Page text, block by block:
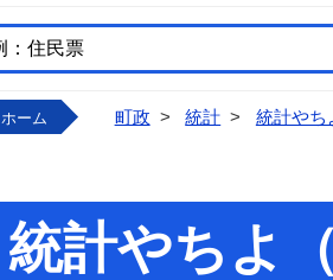
ホーム 町政 > 統計 > 統計やち
統計やちよ